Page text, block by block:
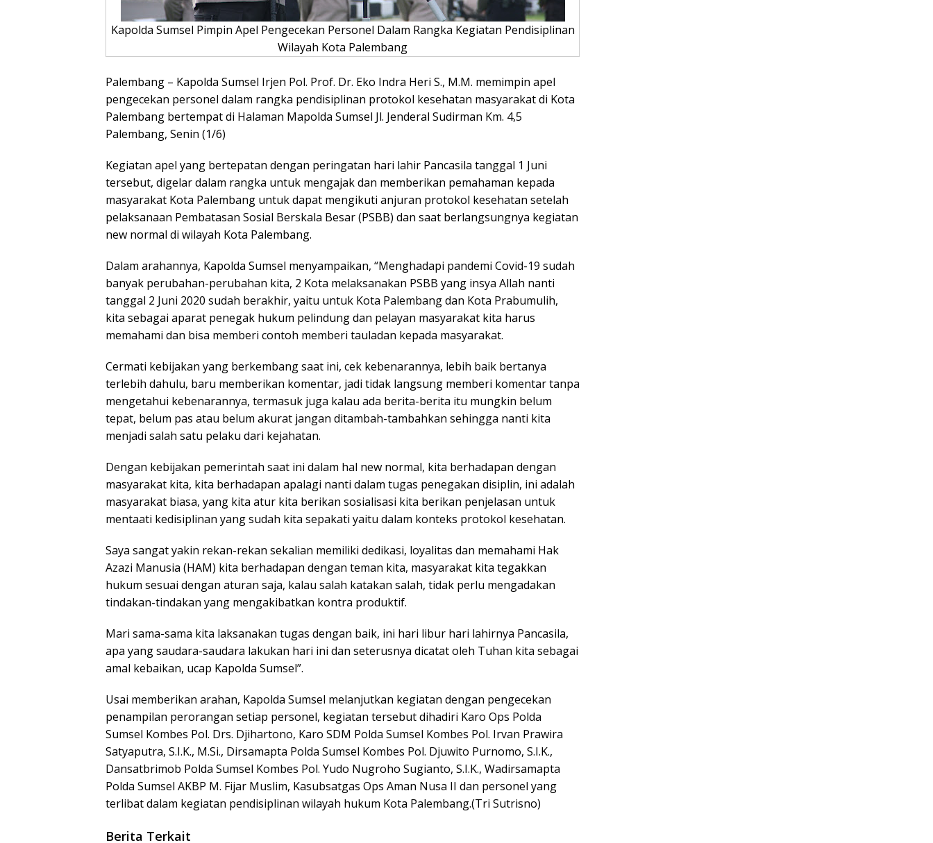
Kapolda Sumsel Pimpin Apel Pengecekan Personel Dalam Rangka Kegiatan Pendisiplinan
Wilayah Kota Palembang
Palembang – Kapolda Sumsel Irjen Pol. Prof. Dr. Eko Indra Heri S., M.M. memimpin apel
pengecekan personel dalam rangka pendisiplinan protokol kesehatan masyarakat di Kota
Palembang bertempat di Halaman Mapolda Sumsel Jl. Jenderal Sudirman Km. 4,5
Palembang, Senin (1/6)
Kegiatan apel yang bertepatan dengan peringatan hari lahir Pancasila tanggal 1 Juni
tersebut, digelar dalam rangka untuk mengajak dan memberikan pemahaman kepada
masyarakat Kota Palembang untuk dapat mengikuti anjuran protokol kesehatan setelah
pelaksanaan Pembatasan Sosial Berskala Besar (PSBB) dan saat berlangsungnya kegiatan
new normal di wilayah Kota Palembang.
Dalam arahannya, Kapolda Sumsel menyampaikan, “Menghadapi pandemi Covid-19 sudah
banyak perubahan-perubahan kita, 2 Kota melaksanakan PSBB yang insya Allah nanti
tanggal 2 Juni 2020 sudah berakhir, yaitu untuk Kota Palembang dan Kota Prabumulih,
kita sebagai aparat penegak hukum pelindung dan pelayan masyarakat kita harus
memahami dan bisa memberi contoh memberi tauladan kepada masyarakat.
Cermati kebijakan yang berkembang saat ini, cek kebenarannya, lebih baik bertanya
terlebih dahulu, baru memberikan komentar, jadi tidak langsung memberi komentar tanpa
mengetahui kebenarannya, termasuk juga kalau ada berita-berita itu mungkin belum
tepat, belum pas atau belum akurat jangan ditambah-tambahkan sehingga nanti kita
menjadi salah satu pelaku dari kejahatan.
Dengan kebijakan pemerintah saat ini dalam hal new normal, kita berhadapan dengan
masyarakat kita, kita berhadapan apalagi nanti dalam tugas penegakan disiplin, ini adalah
masyarakat biasa, yang kita atur kita berikan sosialisasi kita berikan penjelasan untuk
mentaati kedisiplinan yang sudah kita sepakati yaitu dalam konteks protokol kesehatan.
Saya sangat yakin rekan-rekan sekalian memiliki dedikasi, loyalitas dan memahami Hak
Azazi Manusia (HAM) kita berhadapan dengan teman kita, masyarakat kita tegakkan
hukum sesuai dengan aturan saja, kalau salah katakan salah, tidak perlu mengadakan
tindakan-tindakan yang mengakibatkan kontra produktif.
Mari sama-sama kita laksanakan tugas dengan baik, ini hari libur hari lahirnya Pancasila,
apa yang saudara-saudara lakukan hari ini dan seterusnya dicatat oleh Tuhan kita sebagai
amal kebaikan, ucap Kapolda Sumsel”.
Usai memberikan arahan, Kapolda Sumsel melanjutkan kegiatan dengan pengecekan
penampilan perorangan setiap personel, kegiatan tersebut dihadiri Karo Ops Polda
Sumsel Kombes Pol. Drs. Djihartono, Karo SDM Polda Sumsel Kombes Pol. Irvan Prawira
Satyaputra, S.I.K., M.Si., Dirsamapta Polda Sumsel Kombes Pol. Djuwito Purnomo, S.I.K.,
Dansatbrimob Polda Sumsel Kombes Pol. Yudo Nugroho Sugianto, S.I.K., Wadirsamapta
Polda Sumsel AKBP M. Fijar Muslim, Kasubsatgas Ops Aman Nusa II dan personel yang
terlibat dalam kegiatan pendisiplinan wilayah hukum Kota Palembang.(Tri Sutrisno)
Berita Terkait